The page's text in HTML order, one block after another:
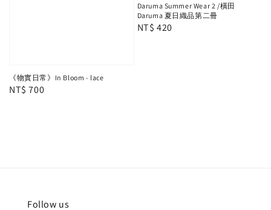
《物實日常》In Bloom - lace
Regular
NT$ 700
Daruma Summer Wear 2 /橫田
Daruma 夏日織品第二冊
Regular
NT$ 420
Follow us